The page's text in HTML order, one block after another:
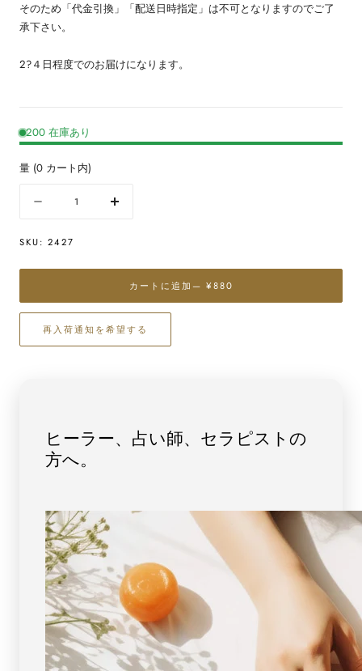
そのため「代金引換」「配送日時指定」は不可となりますのでご了
承下さい。
2?４日程度でのお届けになります。
200 在庫あり
量 (0 カート内)
を
減
す
ツ
さ
ざ
チ
ッ
プ
(M
サ
イ
ズ）
100g
【浄
数
増
す
さ
(M
サ
イ
ズ）
100g
【浄
SKU: 2427
カートに追加— ¥880
再入荷通知を希望する
ヒーラー、占い師、セラピストの
方へ。